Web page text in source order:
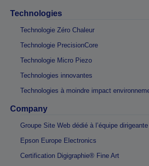
Technologies
Technologie Zéro Chaleur
Technologie PrecisionCore
Technologie Micro Piezo
Technologies innovantes
Technologies à moindre impact
Company
Groupe Site Web dédié à l’équipe dirigeante
Epson Europe Electronics
Certification Digigraphie® Fine Art